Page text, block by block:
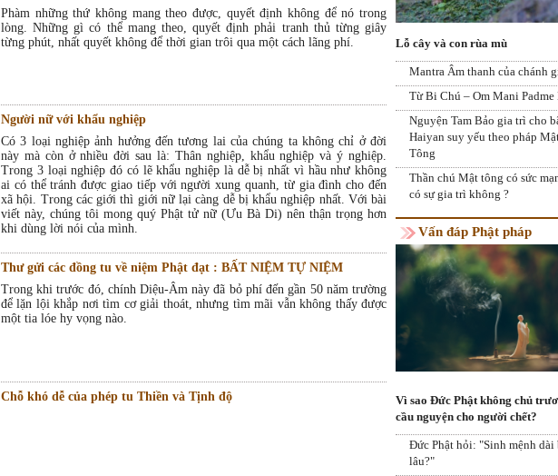
Phàm những thứ không mang theo được, quyết định không để nó trong
lòng. Những gì có thể mang theo, quyết định phải tranh thủ từng giây
từng phút, nhất quyết không để thời gian trôi qua một cách lãng phí.
Người nữ với khẩu nghiệp
Có 3 loại nghiệp ảnh hưởng đến tương lai của chúng ta không chỉ ở đời
này mà còn ở nhiều đời sau là: Thân nghiệp, khẩu nghiệp và ý nghiệp.
Trong 3 loại nghiệp đó có lẽ khẩu nghiệp là dễ bị nhất vì hầu như không
ai có thể tránh được giao tiếp với người xung quanh, từ gia đình cho đến
xã hội. Trong các giới thì giới nữ lại càng dễ bị khẩu nghiệp nhất. Với bài
viết này, chúng tôi mong quý Phật tử nữ (Ưu Bà Di) nên thận trọng hơn
khi dùng lời nói của mình.
Thư gửi các đồng tu về niệm Phật đạt : BẤT NIỆM TỰ NIỆM
Trong khi trước đó, chính Diệu-Âm này đã bỏ phí đến gần 50 năm trường
để lặn lội khắp nơi tìm cơ giải thoát, nhưng tìm mãi vẫn không thấy được
một tia lóe hy vọng nào.
Chỗ khó dễ của phép tu Thiền và Tịnh độ
Lỗ cây và con rùa mù
Mantra Âm thanh của chánh
Từ Bi Chú – Om Mani Padme
Nguyện Tam Bảo gia trì cho
Haiyan suy yếu theo pháp
Tông
Thần chú Mật tông có sức
có sự gia trì không ?
Vấn đáp Phật pháp
Vì sao Đức Phật không chủ
cầu nguyện cho người chết?
Đức Phật hỏi: "Sinh mệnh dài
lâu?"